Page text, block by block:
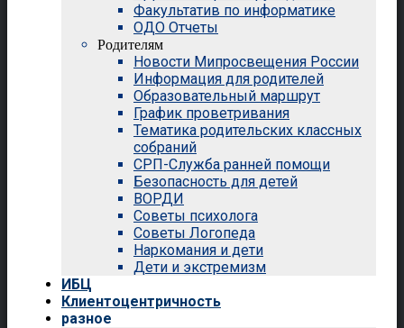
Факультатив по информатике
ОДО Отчеты
Родителям
Новости Мипросвещения России
Информация для родителей
Образовательный маршрут
График проветривания
Тематика родительских классных
собраний
СРП-Служба ранней помощи
Безопасность для детей
ВОРДИ
Советы психолога
Советы Логопеда
Наркомания и дети
Дети и экстремизм
ИБЦ
Клиентоцентричность
разное